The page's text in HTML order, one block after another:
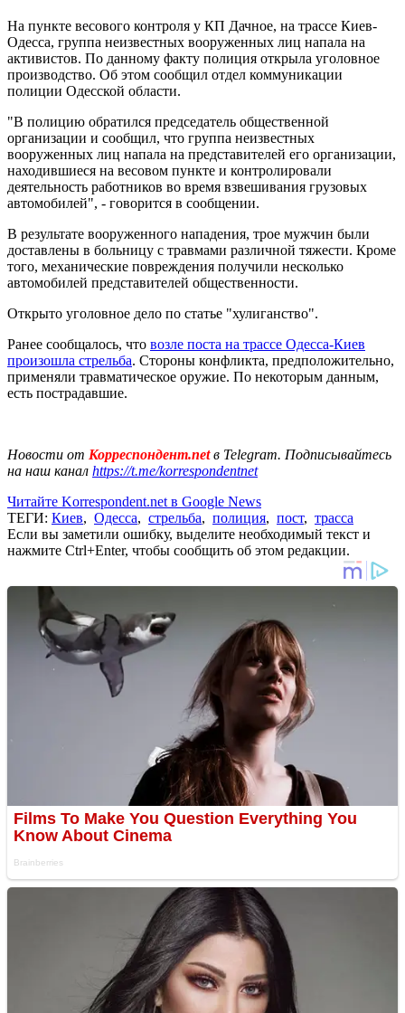
На пункте весового контроля у КП Дачное, на трассе Киев-
Одесса, группа неизвестных вооруженных лиц напала на
активистов. По данному факту полиция открыла уголовное
производство. Об этом сообщил отдел коммуникации
полиции Одесской области.
"В полицию обратился председатель общественной
организации и сообщил, что группа неизвестных
вооруженных лиц напала на представителей его организации,
находившиеся на весовом пункте и контролировали
деятельность работников во время взвешивания грузовых
автомобилей", - говорится в сообщении.
В результате вооруженного нападения, трое мужчин были
доставлены в больницу с травмами различной тяжести. Кроме
того, механические повреждения получили несколько
автомобилей представителей общественности.
Открыто уголовное дело по статье "хулиганство".
Ранее сообщалось, что возле поста на трассе Одесса-Киев
произошла стрельба. Стороны конфликта, предположительно,
применяли травматическое оружие. По некоторым данным,
есть пострадавшие.
Новости от Корреспондент.netв Telegram. Подписывайтесь
на наш канал https://t.me/korrespondentnet
Читайте Korrespondent.net в Google News
ТЕГИ: Киев, Одесса, стрельба, полиция, пост, трасса
Если вы заметили ошибку, выделите необходимый текст и
нажмите Ctrl+Enter, чтобы сообщить об этом редакции.